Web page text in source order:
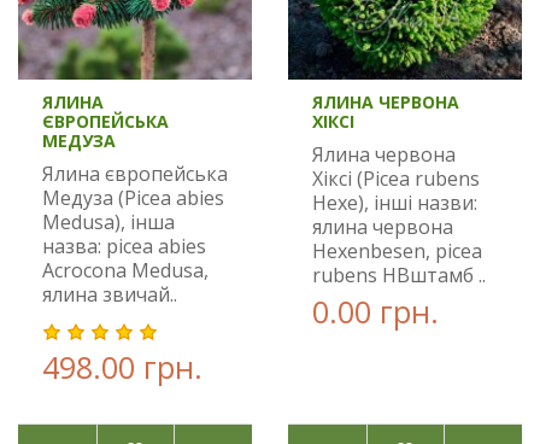
ЯЛИНА
ЄВРОПЕЙСЬКА
МЕДУЗА
Ялина європейська
Медуза (Picea abies
Medusa), інша
назва: picea abies
Acrocona Medusa,
ялина звичай..
498.00 грн.
ЯЛИНА ЧЕРВОНА
ХІКСІ
Ялина червона
Хіксі (Picea rubens
Hexe), інші назви:
ялина червона
Hexenbesen, picea
rubens HBштамб ..
0.00 грн.